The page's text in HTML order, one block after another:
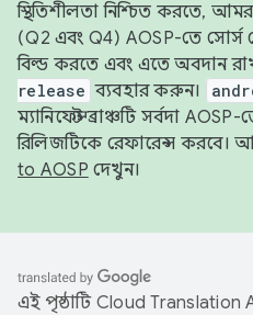
স্থিতিশীলতা নিশ্চিত করতে,
(Q2 এবং Q4) AOSP-তে
বিল্ড করতে এবং এতে অবদান
release ব্যবহার করুন।
ম্যানিফেস্ট ব্রাঞ্চটি সর্বদা
রিলিজটিকে রেফারেন্স করবে।
to AOSP দেখুন।
এই পৃষ্ঠাটি Cloud Translation